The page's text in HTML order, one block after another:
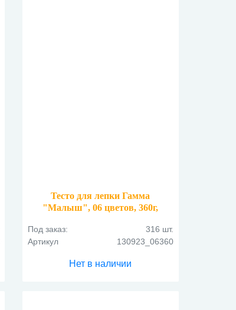
Тесто для лепки Гамма
"Малыш", 06 цветов, 360г,
Под заказ:
316 шт.
Артикул
130923_06360
Нет в наличии